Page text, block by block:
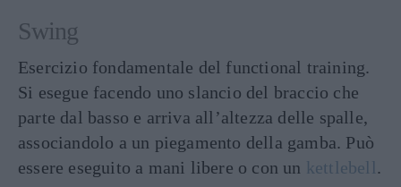
Swing
Esercizio fondamentale del functional training.
Si esegue facendo uno slancio del braccio che
parte dal basso e arriva all’altezza delle spalle,
associandolo a un piegamento della gamba. Può
essere eseguito a mani libere o con un kettlebell.